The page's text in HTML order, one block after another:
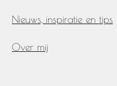
Nieuws, inspiratie en tips
Over mij